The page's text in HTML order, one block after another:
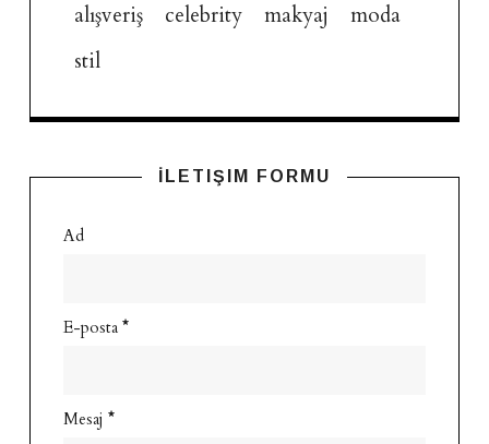
alışveriş celebrity makyaj
moda
stil
İLETIŞIM FORMU
Ad
E-posta *
Mesaj *